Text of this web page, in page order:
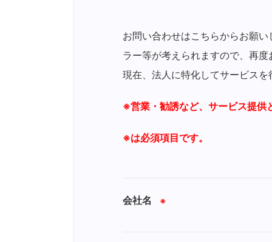
お問い合わせはこちらからお願
ラー等が考えられますので、再度
現在、法人に特化してサービスを
※営業・勧誘など、サービス提供
※は必須項目です。
会社名 ※